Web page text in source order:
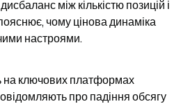
між кількістю позицій і
чому цінова динаміка
настроями.
на ключових платформах
про падіння обсягу